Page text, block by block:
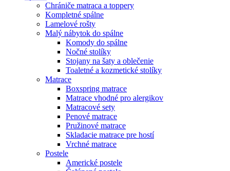
Chrániče matraca a toppery
Kompletné spálne
Lamelové rošty
Malý nábytok do spálne
Komody do spálne
Nočné stolíky
Stojany na šaty a oblečenie
Toaletné a kozmetické stolíky
Matrace
Boxspring matrace
Matrace vhodné pro alergikov
Matracové sety
Penové matrace
Pružinové matrace
Skladacie matrace pre hostí
Vrchné matrace
Postele
Americké postele